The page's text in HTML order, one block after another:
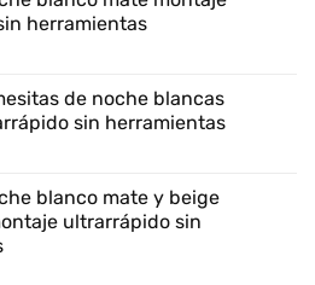
herramientas
de noche blancas
sin herramientas
blanco mate y beige
ultrarrápido sin